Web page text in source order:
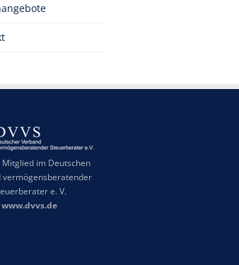
Mitglied im Deutschen
vermögensberatender
e. V.
www.dvvs.de